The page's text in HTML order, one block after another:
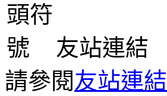
友站連結
請參閱友站連結